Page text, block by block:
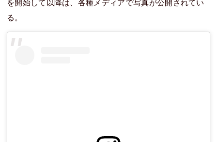
を開始して以降は、各種メディアで写真が公開されてい
る。